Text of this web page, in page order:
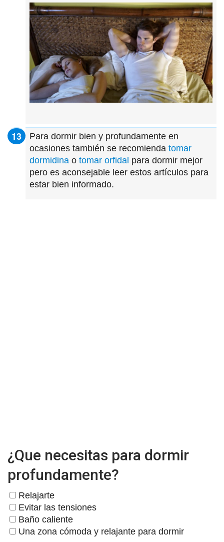
Para dormir bien y profundamente en
ocasiones también se recomienda tomar
dormidina o tomar orfidal para dormir mejor
pero es aconsejable leer estos artículos para
estar bien informado.
¿Que necesitas para dormir
profundamente?
Relajarte
Evitar las tensiones
Baño caliente
Una zona cómoda y relajante para dormir